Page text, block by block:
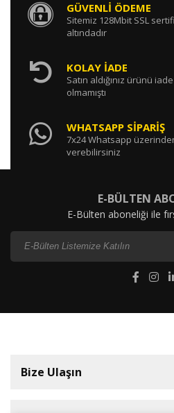
GÜVENLİ ÖDEME
Sitemiz 128Mbit SSL
altındadır
KOLAY İADE
Satın aldığınız ürünü
olmamıştı
WHATSAPP SİPARİŞ
7x24 Whatsapp
verebilirsiniz
E-BÜLTEN
E-Bülten aboneliği ile
Bize Ulaşın